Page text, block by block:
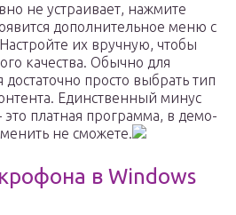
не устраивает, нажмите
дополнительное меню с
их вручную, чтобы
качества. Обычно для
просто выбрать тип
Единственный минус
это платная программа, в демо-
не сможете.
в Windows